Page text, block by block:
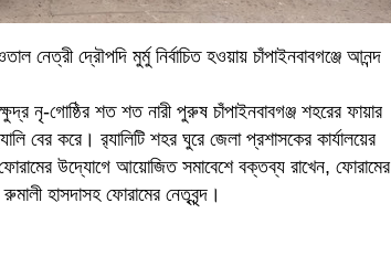
নেত্রী দ্রৌপদি মুর্মু নির্বাচিত হওয়ায় চাঁপাইনবাবগঞ্জে আনন্দ
নৃ-গোষ্ঠির শত শত নারী পুরুষ চাঁপাইনবাবগঞ্জ শহরের ফায়ার
বের করে। র‌্যালিটি শহর ঘুরে জেলা প্রশাসকের কার্যালয়ের
উদ্যোগে আয়োজিত সমাবেশে বক্তব্য রাখেন, ফোরামের
হাসদাসহ ফোরামের নেতৃবৃন্দ।